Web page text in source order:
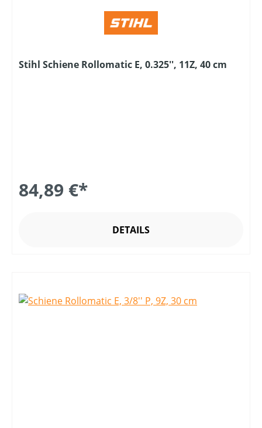
Stihl Schiene Rollomatic E, 0.325'', 11Z, 40 cm
84,89 €*
DETAILS